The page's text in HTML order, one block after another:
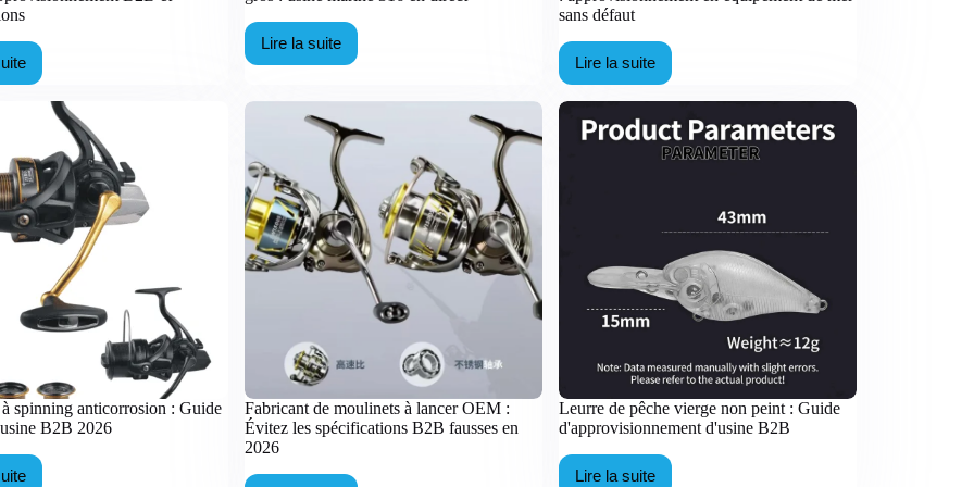
Lire la suite
Support
de
à
pêche
bateau
gros
:
usine
marine
316
sans défaut
Lire la suite
Commande
en
gros
de
moulinets
approvisionnement
équipement
de
mer
sans
défaut
spinning anticorrosion : Guide
B2B 2026
Fabricant de moulinets à lancer OEM :
Évitez les spécifications B2B fausses en
2026
Leurre de pêche vierge non peint : Guide
d'approvisionnement d'usine B2B
Lire la suite